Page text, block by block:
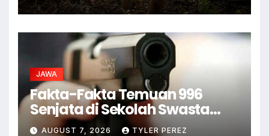
JAWA
Fakta-Fakta Temuan 996
Senjata di Sekolah Swasta
Jaksel
AUGUST 7, 2026 TYLER PEREZ